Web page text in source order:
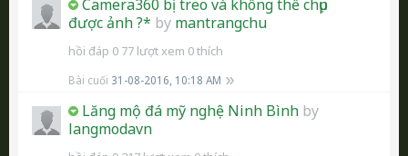
Camera360 bị treo và không thể chụp
được ảnh ?* by mantrangchu
hồi đáp 0 77 lượt xem 0 thích
Bài cuối 31-08-2016, 10:18 AM
Lăng mộ đá mỹ nghệ Ninh Bình by
langmodavn